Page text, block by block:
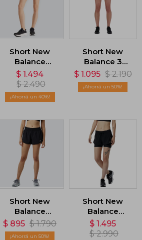
Short New
Balance
Essentials 2-in-
1 Short -
Violeta
$ 1.494
$ 2.490
40
Short New
Balance 3
INCH - Azul
$ 1.095 $ 2.190
50
Short New
Balance
Accelerate 2.5
- Negro
$ 895 $ 1.790
50
Short New
Balance
Impact Run -
Negro
$ 1.495
$ 2.990